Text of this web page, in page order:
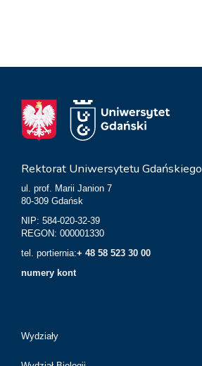
Rektorat Uniwersytetu Gdańskiego
ul. prof. Marii Janion 7
80-309 Gdańsk
NIP: 584-020-32-39
REGON: 000001330
tel. portiernia:+ 48 58 523 30 00
numery kont
Wydziały